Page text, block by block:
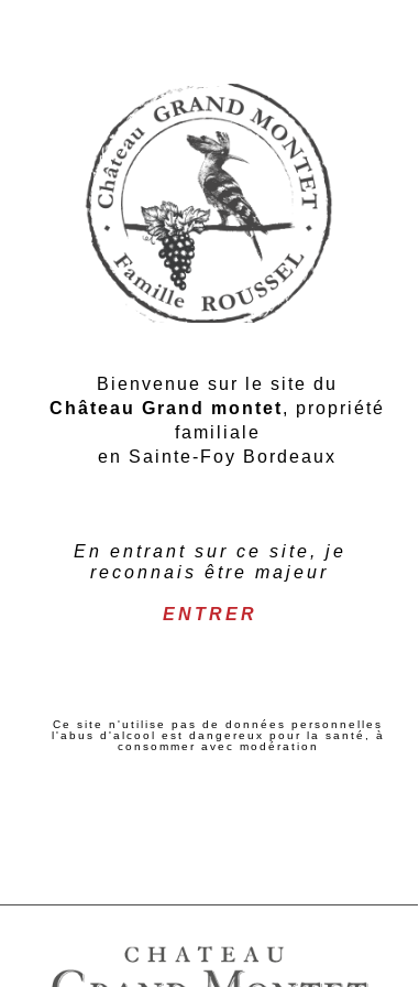
Bienvenue sur le site du
Château Grand montet, propriété
familiale
en Sainte-Foy Bordeaux
En entrant sur ce site, je
reconnais être majeur
ENTRER
Ce site n'utilise pas de données personnelles
l'abus d'alcool est dangereux pour la santé, à
consommer avec modération